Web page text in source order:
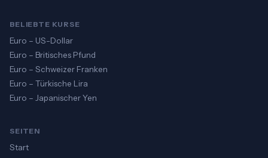
BELIEBTE KURSE
Euro – US-Dollar
Euro – Britisches Pfund
Euro – Schweizer Franken
Euro – Türkische Lira
Euro – Japanischer Yen
SEITEN
Start